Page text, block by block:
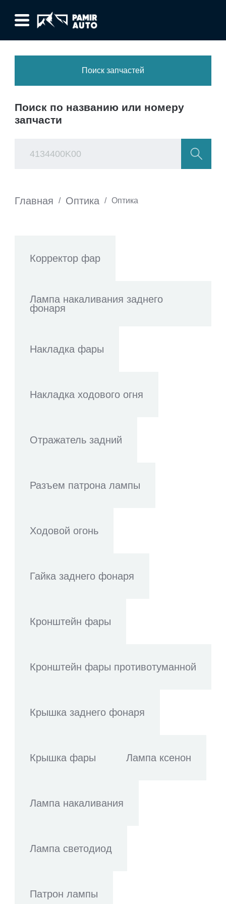
Поиск запчастей
Поиск по названию или номеру
запчасти
Главная / Оптика / Оптика
Корректор фар
Лампа накаливания заднего
фонаря
Накладка фары
Накладка ходового огня
Отражатель задний
Разъем патрона лампы
Ходовой огонь
Гайка заднего фонаря
Кронштейн фары
Кронштейн фары противотуманной
Крышка заднего фонаря
Крышка фары Лампа ксенон
Лампа накаливания
Лампа светодиод
Патрон лампы